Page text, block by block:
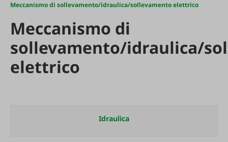
Meccanismo di sollevamento/idraulica/sollevamento elettrico
Meccanismo di
sollevamento/idraulica/
elettrico
Idraulica